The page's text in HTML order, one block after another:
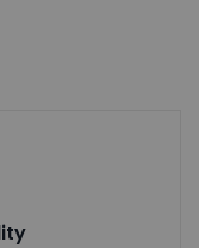
window